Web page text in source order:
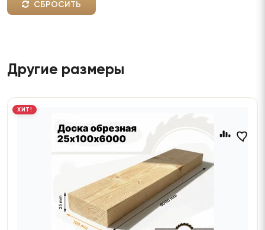
СБРОСИТЬ
Другие размеры
ХИТ!